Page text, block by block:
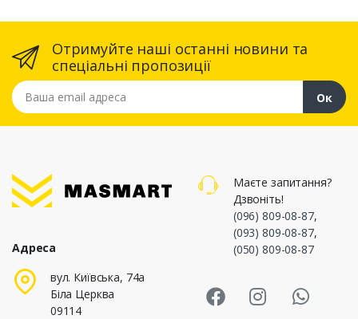
Отримуйте наші останні новини та
спеціальні пропозиції
Ваша email адреса
Ок
Адреса
вул. Київська, 74а
Біла Церква
09114
Маєте запитання?
Дзвоніть!
(096) 809-08-87,
(093) 809-08-87,
(050) 809-08-87